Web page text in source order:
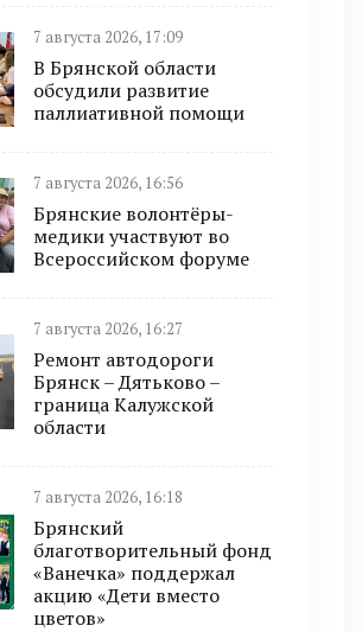
7 августа 2026, 17:09
В Брянской области
обсудили развитие
паллиативной помощи
7 августа 2026, 16:56
Брянские волонтёры-
медики участвуют во
Всероссийском форуме
7 августа 2026, 16:27
Ремонт автодороги
Брянск – Дятьково –
граница Калужской
области
7 августа 2026, 16:18
Брянский
благотворительный фонд
«Ванечка» поддержал
акцию «Дети вместо
цветов»